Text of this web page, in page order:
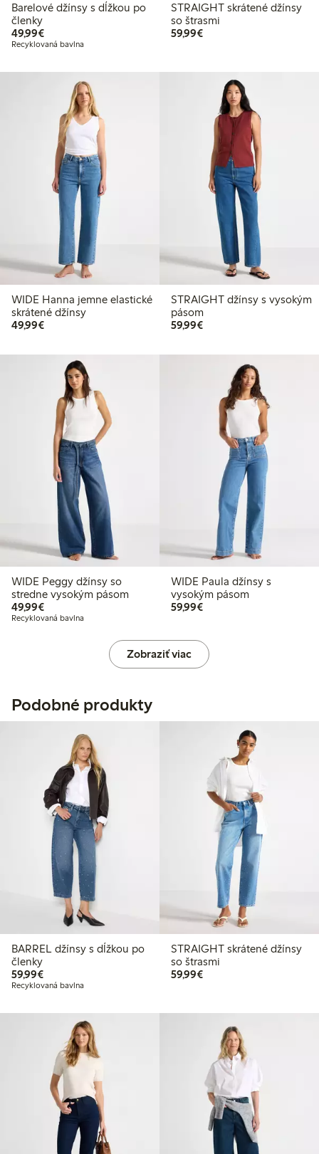
Barelové džínsy s dĺžkou po
členky
49,99€49,99 €
Recyklovaná bavlna
STRAIGHT skrátené džínsy
so štrasmi
59,99€59,99 €
WIDE Hanna jemne elastické
skrátené džínsy
49,99€49,99 €
STRAIGHT džínsy s vysokým
pásom
59,99€59,99 €
WIDE Peggy džínsy so
stredne vysokým pásom
49,99€49,99 €
Recyklovaná bavlna
WIDE Paula džínsy s
vysokým pásom
59,99€59,99 €
Zobraziť viac
Podobné produkty
BARREL džínsy s dĺžkou po
členky
59,99€59,99 €
Recyklovaná bavlna
STRAIGHT skrátené džínsy
so štrasmi
59,99€59,99 €